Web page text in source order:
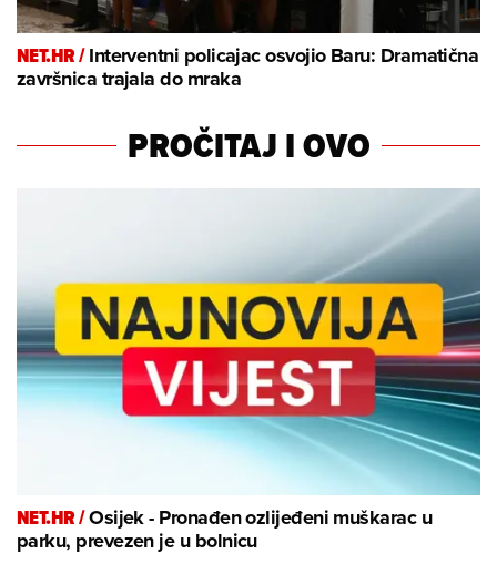
NET.HR /Interventni policajac osvojio Baru: Dramatična
završnica trajala do mraka
PROČITAJ I OVO
NET.HR /Osijek - Pronađen ozlijeđeni muškarac u
parku, prevezen je u bolnicu